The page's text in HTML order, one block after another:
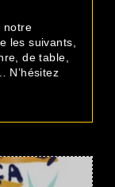
notre
les suivants,
de table,
N’hésitez